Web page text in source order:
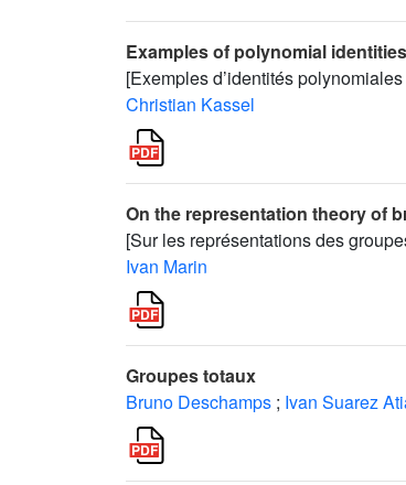
Examples of polynomial
[Exemples d’identités
Christian Kassel
On the representation theory of
[Sur les représentations des
Ivan Marin
Groupes totaux
Bruno Deschamps ; Ivan Suarez